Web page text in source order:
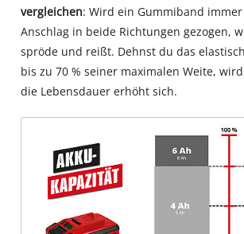
vergleichen: Wird ein Gummiband
Anschlag in beide Richtungen gezogen,
spröde und reißt. Dehnst du das
bis zu 70 % seiner maximalen Weite,
die Lebensdauer erhöht sich.